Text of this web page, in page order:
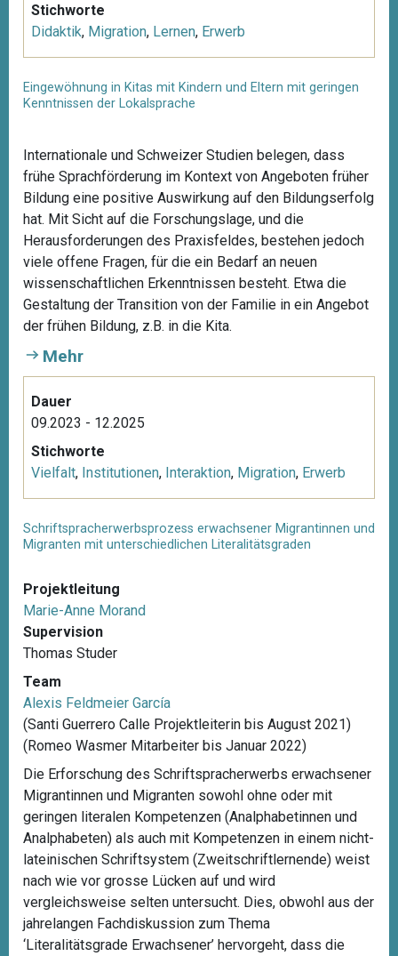
Stichworte
Didaktik, Migration, Lernen, Erwerb
Eingewöhnung in Kitas mit Kindern und Eltern mit geringen
Kenntnissen der Lokalsprache
Internationale und Schweizer Studien belegen, dass
frühe Sprachförderung im Kontext von Angeboten früher
Bildung eine positive Auswirkung auf den Bildungserfolg
hat. Mit Sicht auf die Forschungslage, und die
Herausforderungen des Praxisfeldes, bestehen jedoch
viele offene Fragen, für die ein Bedarf an neuen
wissenschaftlichen Erkenntnissen besteht. Etwa die
Gestaltung der Transition von der Familie in ein Angebot
der frühen Bildung, z.B. in die Kita.
Mehr
Dauer
09.2023 - 12.2025
Stichworte
Vielfalt, Institutionen, Interaktion, Migration, Erwerb
Schriftspracherwerbsprozess erwachsener Migrantinnen und
Migranten mit unterschiedlichen Literalitätsgraden
Projektleitung
Marie-Anne Morand
Supervision
Thomas Studer
Team
Alexis Feldmeier García
(Santi Guerrero Calle Projektleiterin bis August 2021)
(Romeo Wasmer Mitarbeiter bis Januar 2022)
Die Erforschung des Schriftspracherwerbs erwachsener
Migrantinnen und Migranten sowohl ohne oder mit
geringen literalen Kompetenzen (Analphabetinnen und
Analphabeten) als auch mit Kompetenzen in einem nicht-
lateinischen Schriftsystem (Zweitschriftlernende) weist
nach wie vor grosse Lücken auf und wird
vergleichsweise selten untersucht. Dies, obwohl aus der
jahrelangen Fachdiskussion zum Thema
‘Literalitätsgrade Erwachsener’ hervorgeht, dass die